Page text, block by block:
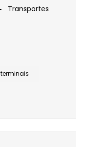
Transportes
terminais